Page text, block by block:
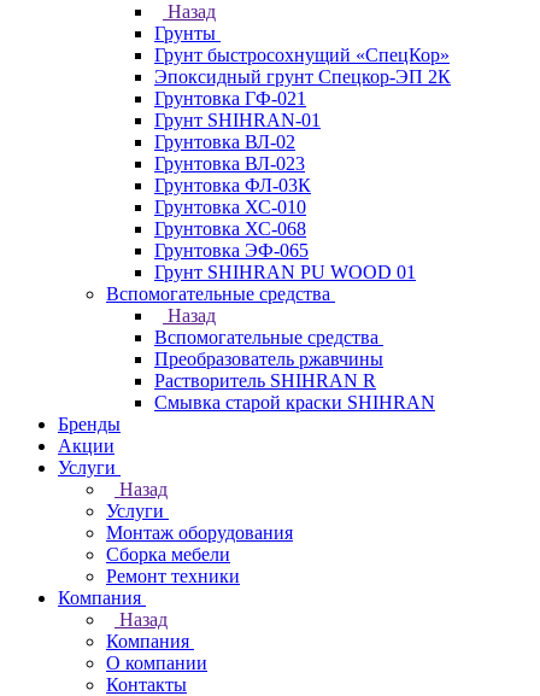
Назад
Грунты
Грунт быстросохнущий «СпецКор»
Эпоксидный грунт Спецкор-ЭП 2К
Грунтовка ГФ-021
Грунт SHIHRAN-01
Грунтовка ВЛ-02
Грунтовка ВЛ-023
Грунтовка ФЛ-03К
Грунтовка ХС-010
Грунтовка ХС-068
Грунтовка ЭФ-065
Грунт SHIHRAN PU WOOD 01
Вспомогательные средства
Назад
Вспомогательные средства
Преобразователь ржавчины
Растворитель SHIHRAN R
Смывка старой краски SHIHRAN
Бренды
Акции
Услуги
Назад
Услуги
Монтаж оборудования
Сборка мебели
Ремонт техники
Компания
Назад
Компания
О компании
Контакты